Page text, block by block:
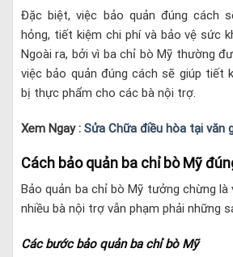
Đặc biệt, việc bảo quản đúng cách
hỏng, tiết kiệm chi phí và bảo vệ sức
Ngoài ra, bởi vì ba chỉ bò Mỹ thường
việc bảo quản đúng cách sẽ giúp tiết
bị thực phẩm cho các bà nội trợ.
Xem Ngay : Sửa Chữa điều hòa tại văn
Cách bảo quản ba chỉ bò Mỹ
Bảo quản ba chỉ bò Mỹ tưởng chừng là
nhiều bà nội trợ vẫn phạm phải những
Các bước bảo quản ba chỉ bò Mỹ